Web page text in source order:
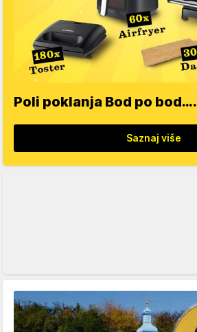
Poli poklanja Bod po bod….
Saznaj više